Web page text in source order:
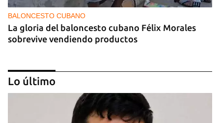
BALONCESTO CUBANO
La gloria del baloncesto cubano Félix Morales
sobrevive vendiendo productos
Lo último